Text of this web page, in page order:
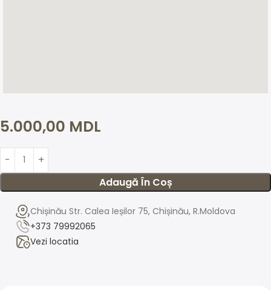
5.000,00 MDL
Adaugă În Coș
Chișinău Str. Calea Ieșilor 75, Chișinău, R.Moldova
+373 79992065
Vezi locatia